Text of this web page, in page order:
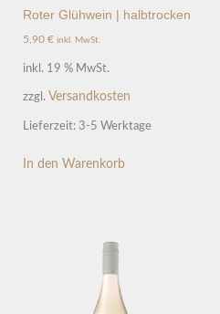
Roter Glühwein | halbtrocken
5,90€ inkl. MwSt.
inkl. 19 % MwSt.
zzgl. Versandkosten
Lieferzeit:3-5 Werktage
In den Warenkorb